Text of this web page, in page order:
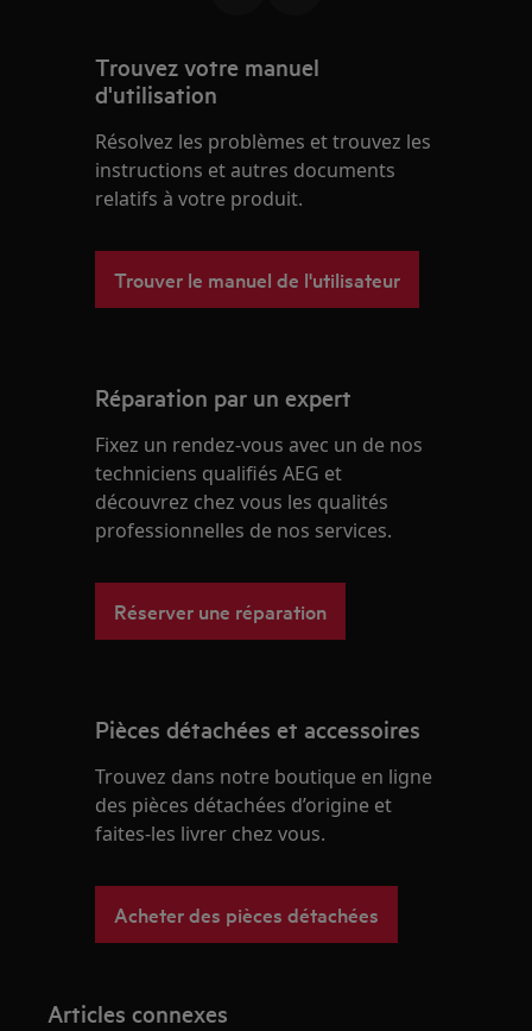
Trouvez votre manuel
d'utilisation
Résolvez les problèmes et trouvez les
instructions et autres documents
relatifs à votre produit.
Trouver le manuel de l'utilisateur
Réparation par un expert
Fixez un rendez-vous avec un de nos
techniciens qualifiés AEG et
découvrez chez vous les qualités
professionnelles de nos services.
Réserver une réparation
Pièces détachées et accessoires
Trouvez dans notre boutique en ligne
des pièces détachées d’origine et
faites-les livrer chez vous.
Acheter des pièces détachées
Articles connexes